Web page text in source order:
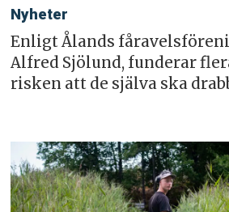
Nyheter
Enligt Ålands
Alfred Sjölund, funderar
risken att de själva ska